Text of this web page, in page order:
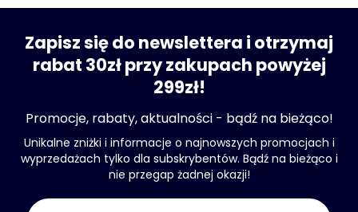
Zapisz się do newslettera i otrzymaj
rabat 30zł przy zakupach powyżej
299zł!
Promocje, rabaty, aktualności - bądź na bieżąco!
Unikalne zniżki i informacje o najnowszych promocjach i
wyprzedażach tylko dla subskrybentów. Bądź na bieżąco i
nie przegap żadnej okazji!